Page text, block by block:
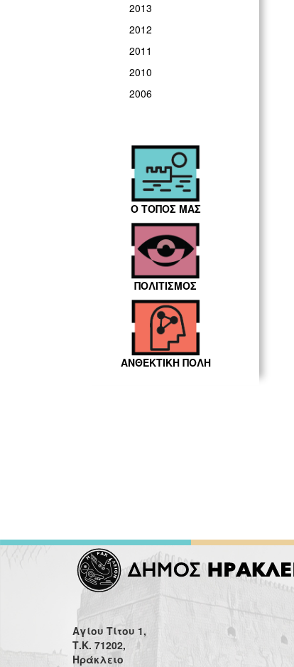
2013
2012
2011
2010
2006
Ο ΤΟΠΟΣ ΜΑΣ
ΠΟΛΙΤΙΣΜΟΣ
ΑΝΘΕΚΤΙΚΗ ΠΟΛΗ
Αγίου Τίτου 1,
Τ.Κ. 71202,
Ηράκλειο